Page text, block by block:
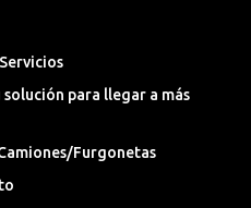
para llegar a más
Furgonetas